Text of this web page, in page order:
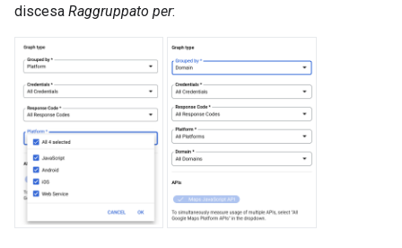
discesa Raggruppato per: